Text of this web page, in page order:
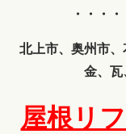
・・・
北上市、奥州市
金、瓦
屋根リ